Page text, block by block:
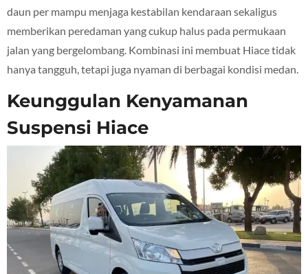
daun per mampu menjaga kestabilan kendaraan sekaligus
memberikan peredaman yang cukup halus pada permukaan
jalan yang bergelombang. Kombinasi ini membuat Hiace tidak
hanya tangguh, tetapi juga nyaman di berbagai kondisi medan.
Keunggulan Kenyamanan
Suspensi Hiace